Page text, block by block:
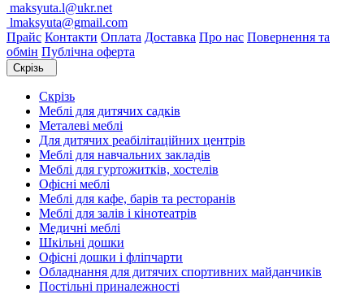
maksyuta.l@ukr.net
lmaksyuta@gmail.com
Прайс Контакти Оплата Доставка Про нас Повернення та
обмін Публічна оферта
Скрізь
Скрізь
Меблі для дитячих садків
Металеві меблі
Для дитячих реабілітаційних центрів
Меблі для навчальних закладів
Меблі для гуртожитків, хостелів
Офісні меблі
Меблі для кафе, барів та ресторанів
Меблі для залів і кінотеатрів
Медичні меблі
Шкільні дошки
Офісні дошки і фліпчарти
Обладнання для дитячих спортивних майданчиків
Постільні приналежності